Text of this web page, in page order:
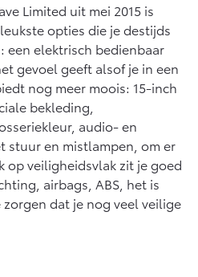
Limited uit mei 2015 is
opties die je destijds
een elektrisch bedienbaar
gevoel geeft alsof je in een
nog meer moois: 15-inch
bekleding,
audio- en
stuur en mistlampen, om er
op veiligheidsvlak zit je goed
airbags, ABS, het is
dat je nog veel veilige